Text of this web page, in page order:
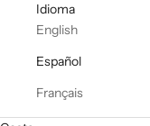
Idioma
English
Español
Français